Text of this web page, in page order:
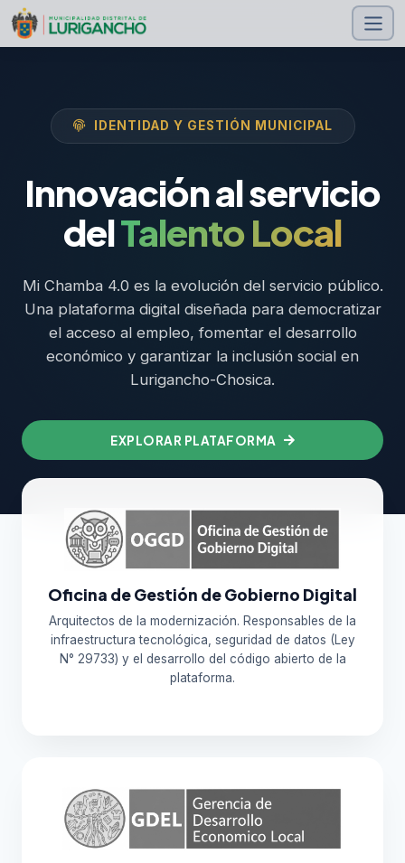
IDENTIDAD Y GESTIÓN MUNICIPAL
Innovación al servicio
delTalento Local
Mi Chamba 4.0 es la evolución del servicio público.
Una plataforma digital diseñada para democratizar
el acceso al empleo, fomentar el desarrollo
económico y garantizar la inclusión social en
Lurigancho-Chosica.
EXPLORAR PLATAFORMA
Oficina de Gestión de Gobierno Digital
Arquitectos de la modernización. Responsables de la
infraestructura tecnológica, seguridad de datos (Ley
N° 29733) y el desarrollo del código abierto de la
plataforma.